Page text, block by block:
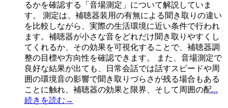
るかを確認する「音場測定」について解説していま
す。 測定は、補聴器装用の有無による聞き取りの違い
を比較しながら、実際の生活環境に近い条件で行われ
ます。補聴器が小さな音をどれだけ聞き取りやすくし
てくれるか、その効果を可視化することで、補聴器調
整の目標や方向性を確認できます。 また、音場測定で
良好な結果が出ても、日常会話では話すスピードや周
囲の環境音の影響で聞き取りづらさが残る場合もある
ことに触れ、補聴器の効果と限界、そして周囲の配...
続きを読む→